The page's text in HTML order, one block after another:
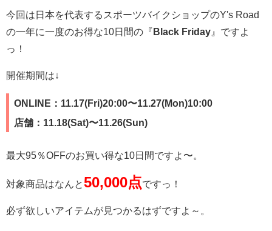
今回は日本を代表するスポーツバイクショップのY's Road
の一年に一度のお得な10日間の『Black Friday 』ですよ
っ！
開催期間は↓
ONLINE：11.17(Fri)20:00〜11.27(Mon)10:00
店舗：11.18(Sat)〜11.26(Sun)
最大95％OFFのお買い得な10日間ですよ〜。
対象商品はなんと50,000点ですっ！
必ず欲しいアイテムが見つかるはずですよ～。